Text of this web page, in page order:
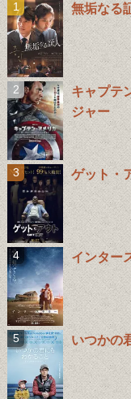
無垢なる
キャプテ
ジャー
ゲット・
インター
いつかの